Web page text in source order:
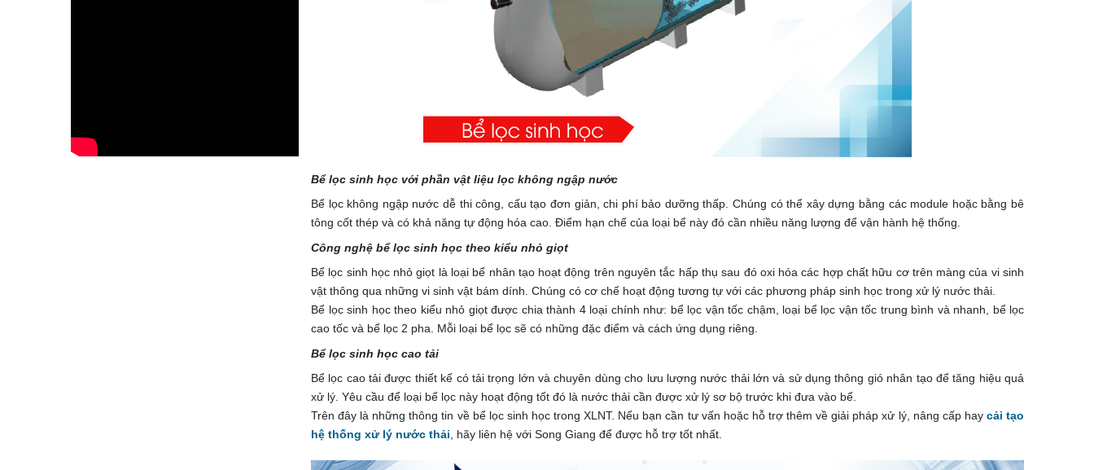
Bể lọc sinh học với phần vật liệu lọc không ngập nước
Bể lọc không ngập nước dễ thi công, cấu tạo đơn giản, chi phí bảo dưỡng thấp. Chúng có thể xây dựng bằng các module hoặc bằng bê
tông cốt thép và có khả năng tự động hóa cao. Điểm hạn chế của loại bể này đó cần nhiều năng lượng để vận hành hệ thống.
Công nghệ bể lọc sinh học theo kiểu nhỏ giọt
Bể lọc sinh học nhỏ giọt là loại bể nhân tạo hoạt động trên nguyên tắc hấp thụ sau đó oxi hóa các hợp chất hữu cơ trên màng của vi sinh
vật thông qua những vi sinh vật bám dính. Chúng có cơ chế hoạt động tương tự với các phương pháp sinh học trong xử lý nước thải.
Bể lọc sinh học theo kiểu nhỏ giọt được chia thành 4 loại chính như: bể lọc vận tốc chậm, loại bể lọc vận tốc trung bình và nhanh, bể lọc
cao tốc và bể lọc 2 pha. Mỗi loại bể lọc sẽ có những đặc điểm và cách ứng dụng riêng.
Bể lọc sinh học cao tải
Bể lọc cao tải được thiết kế có tải trọng lớn và chuyên dùng cho lưu lượng nước thải lớn và sử dụng thông gió nhân tạo để tăng hiệu quả
xử lý. Yêu cầu để loại bể lọc này hoạt động tốt đó là nước thải cần được xử lý sơ bộ trước khi đưa vào bể.
Trên đây là những thông tin về bể lọc sinh học trong XLNT. Nếu bạn cần tư vấn hoặc hỗ trợ thêm về giải pháp xử lý, nâng cấp hay cải tạo
hệ thống xử lý nước thải , hãy liên hệ với Song Giang để được hỗ trợ tốt nhất.